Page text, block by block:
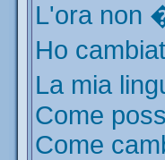
L'ora non
Ho
La mia
Come
Come